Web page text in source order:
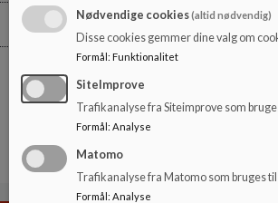
Nødvendige cookies(altid nødvendig)
Disse cookies gemmer dine valg om
Formål : Funktionalitet
SiteImprove
Trafikanalyse fra Siteimprove som
Formål : Analyse
Matomo
Trafikanalyse fra Matomo som bruges
Formål: Analyse